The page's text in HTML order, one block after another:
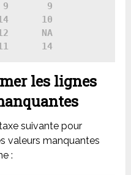
9
10
NA
les lignes
suivante pour
valeurs manquantes
: